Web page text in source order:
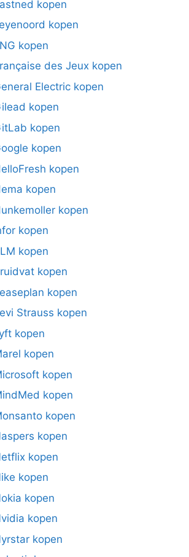
kopen
kopen
kopen
des Jeux kopen
Electric kopen
kopen
kopen
kopen
kopen
kopen
kopen
kopen
kopen
kopen
kopen
Strauss kopen
kopen
kopen
kopen
kopen
kopen
kopen
kopen
kopen
kopen
kopen
kopen